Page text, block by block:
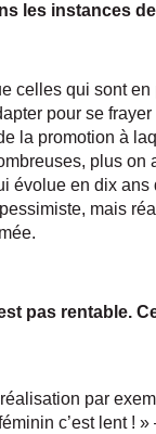
les instances
celles qui sont
pour se
la promotion à
plus
évolue en dix
mais
pas rentable.
par
c’est lent ! »